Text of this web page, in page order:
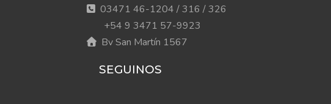
03471 46-1204 / 316 / 326
+54 9 3471 57-9923
Bv San Martín 1567
SEGUINOS